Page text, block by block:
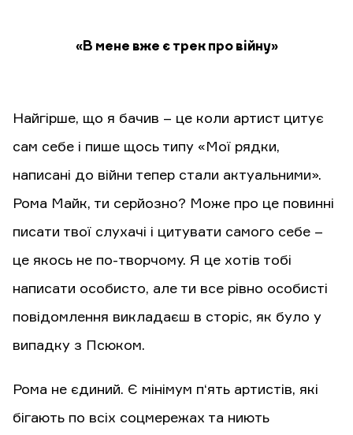
«В мене вже є трек про війну»
Найгірше, що я бачив – це коли артист цитує
сам себе і пише щось типу «Мої рядки,
написані до війни тепер стали актуальними».
Рома Майк, ти серйозно? Може про це повинні
писати твої слухачі і цитувати самого себе –
це якось не по-творчому. Я це хотів тобі
написати особисто, але ти все рівно особисті
повідомлення викладаєш в сторіс, як було у
випадку з Псюком.
Рома не єдиний. Є мінімум п‘ять артистів, які
бігають по всіх соцмережах та ниють